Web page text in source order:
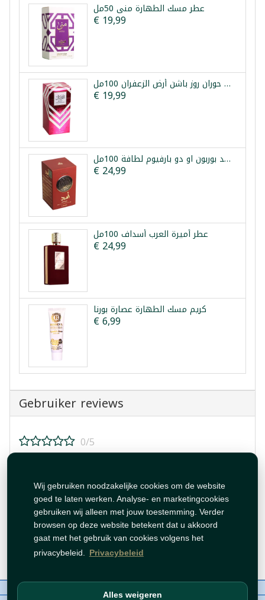
Wij gebruiken noodzakelijke cookies om de website
goed te laten werken. Analyse- en marketingcookies
gebruiken wij alleen met jouw toestemming. Verder
browsen op deze website betekent dat u akkoord
gaat met het gebruik van cookies volgens het
privacybeleid. Privacybeleid
Alles weigeren
عطر مسك الطهارة منى 50مل
€ 19,99
عطر بنت حوران روز باشن أرض الزعفران 100مل
€ 19,99
عطر أسد بوربون او دو بارفيوم لطافة 100مل
€ 24,99
عطر أميرة العرب أسداف 100مل
€ 24,99
كريم مسك الطهارة عصارة بورنا
€ 6,99
Gebruiker reviews
0/5
Beoordeling plaatsen
Over ons
WhatsAppen